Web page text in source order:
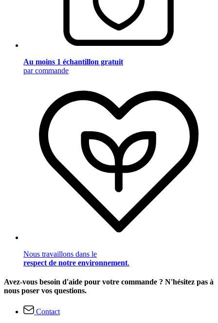
Au moins 1 échantillon gratuit
par commande
Nous travaillons dans le
respect de notre environnement.
Avez-vous besoin d'aide pour votre commande ? N'hésitez pas à
nous poser vos questions.
Contact